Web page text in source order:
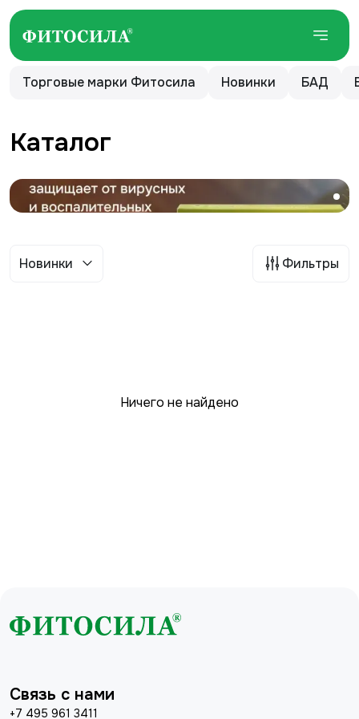
Торговые марки Фитосила Новинки БАД
Каталог
Новинки Фильтры
Ничего не найдено
Связь с нами
+7 495 961 3411